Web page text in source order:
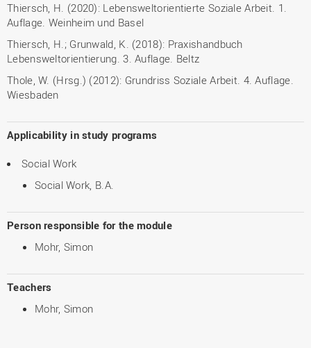
Thiersch, H. (2020): Lebensweltorientierte Soziale Arbeit. 1.
Auflage. Weinheim und Basel
Thiersch, H.; Grunwald, K. (2018): Praxishandbuch
Lebensweltorientierung. 3. Auflage. Beltz
Thole, W. (Hrsg.) (2012): Grundriss Soziale Arbeit. 4. Auflage.
Wiesbaden
Applicability in study programs
Social Work
Social Work, B.A.
Person responsible for the module
Mohr, Simon
Teachers
Mohr, Simon